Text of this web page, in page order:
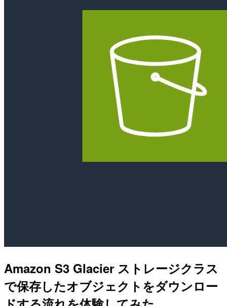
Amazon S3 Glacier ストレージクラス
で保存したオブジェクトをダウンロー